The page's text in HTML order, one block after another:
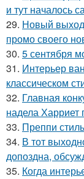
и тут началось
29. Новый
промо своего
30. 5 сентября
31. Интерьер
классическом
32. Главная
надела Харриет
33. Преппи
34. В тот
допоздна,
35. Когда